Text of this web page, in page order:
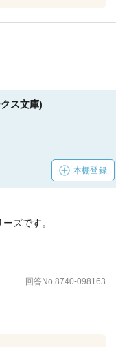
ス文庫)
本棚登録
ズです。
回答No.8740-098163